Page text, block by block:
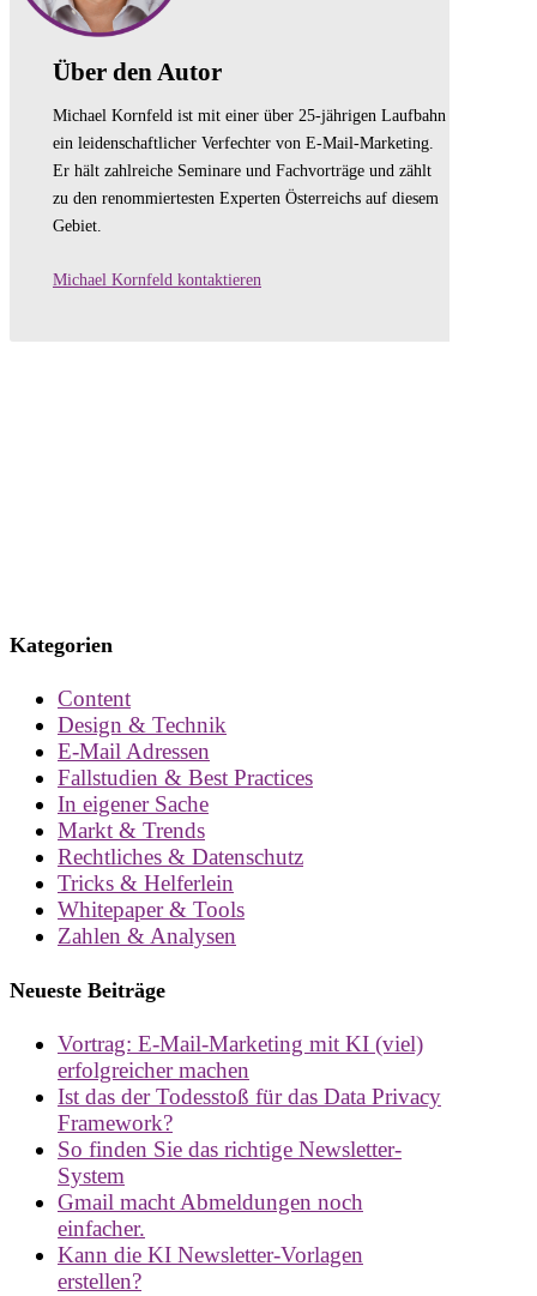
Über den Autor
Michael Kornfeld ist mit einer über 25-jährigen Laufbahn
ein leidenschaftlicher Verfechter von E-Mail-Marketing.
Er hält zahlreiche Seminare und Fachvorträge und zählt
zu den renommiertesten Experten Österreichs auf diesem
Gebiet.
Michael Kornfeld kontaktieren
Kategorien
Content
Design & Technik
E-Mail Adressen
Fallstudien & Best Practices
In eigener Sache
Markt & Trends
Rechtliches & Datenschutz
Tricks & Helferlein
Whitepaper & Tools
Zahlen & Analysen
Neueste Beiträge
Vortrag: E-Mail-Marketing mit KI (viel)
erfolgreicher machen
Ist das der Todesstoß für das Data Privacy
Framework?
So finden Sie das richtige Newsletter-
System
Gmail macht Abmeldungen noch
einfacher.
Kann die KI Newsletter-Vorlagen
erstellen?